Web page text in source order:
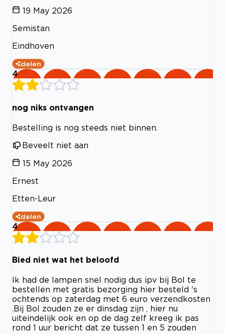
19 May 2026
Semistan
Eindhoven
delen
4
nog niks ontvangen
Bestelling is nog steeds niet binnen.
Beveelt niet aan
15 May 2026
Ernest
Etten-Leur
delen
4
Bied niet wat het beloofd
Ik had de lampen snel nodig dus ipv bij Bol te
bestellen met gratis bezorging hier besteld 's
ochtends op zaterdag met 6 euro verzendkosten
.Bij Bol zouden ze er dinsdag zijn , hier nu
uiteindelijk ook en op de dag zelf kreeg ik pas
rond 1 uur bericht dat ze tussen 1 en 5 zouden